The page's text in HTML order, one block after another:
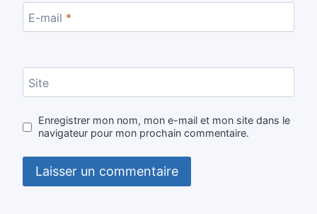
E-mail *
Site
Enregistrer mon nom, mon e-mail et mon site dans le
navigateur pour mon prochain commentaire.